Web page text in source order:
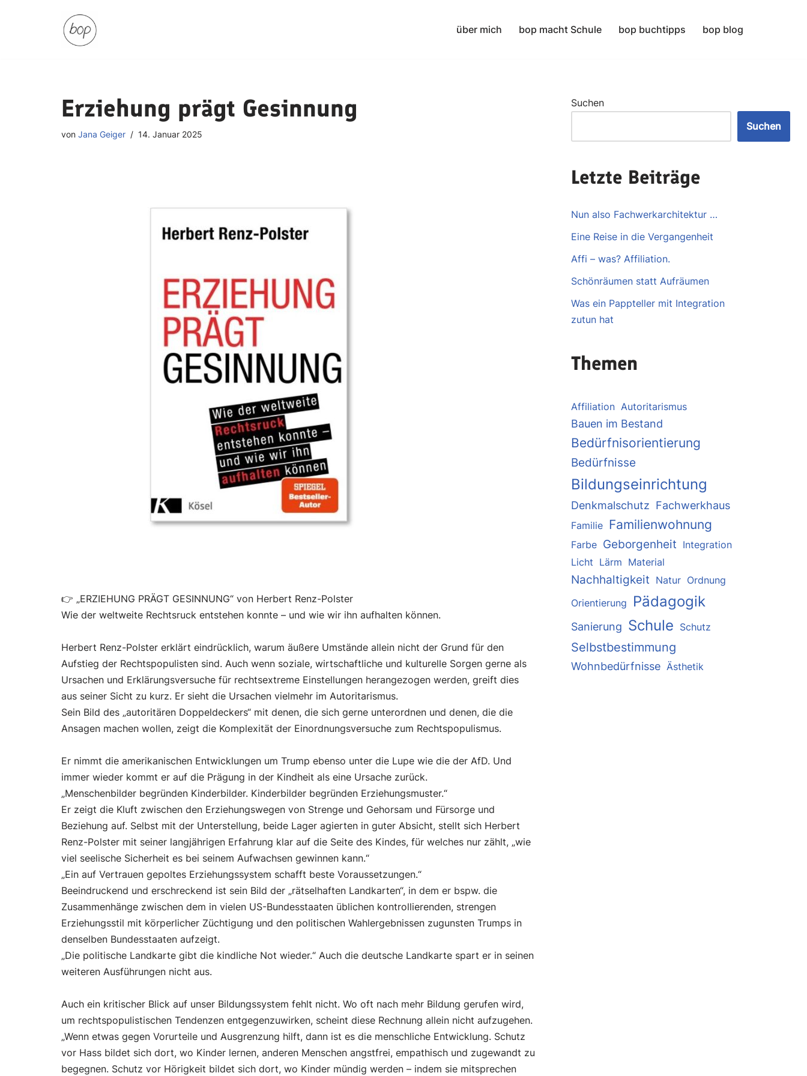
über mich bop macht Schule bop buchtipps bop blog
Erziehung prägt Gesinnung
von Jana Geiger 14. Januar 2025
👉 „ERZIEHUNG PRÄGT GESINNUNG“ von Herbert Renz-Polster
Wie der weltweite Rechtsruck entstehen konnte – und wie wir ihn aufhalten können.
Herbert Renz-Polster erklärt eindrücklich, warum äußere Umstände allein nicht der Grund für den
Aufstieg der Rechtspopulisten sind. Auch wenn soziale, wirtschaftliche und kulturelle Sorgen gerne als
Ursachen und Erklärungsversuche für rechtsextreme Einstellungen herangezogen werden, greift dies
aus seiner Sicht zu kurz. Er sieht die Ursachen vielmehr im Autoritarismus.
Sein Bild des „autoritären Doppeldeckers“ mit denen, die sich gerne unterordnen und denen, die die
Ansagen machen wollen, zeigt die Komplexität der Einordnungsversuche zum Rechtspopulismus.
Er nimmt die amerikanischen Entwicklungen um Trump ebenso unter die Lupe wie die der AfD. Und
immer wieder kommt er auf die Prägung in der Kindheit als eine Ursache zurück.
„Menschenbilder begründen Kinderbilder. Kinderbilder begründen Erziehungsmuster.“
Er zeigt die Kluft zwischen den Erziehungswegen von Strenge und Gehorsam und Fürsorge und
Beziehung auf. Selbst mit der Unterstellung, beide Lager agierten in guter Absicht, stellt sich Herbert
Renz-Polster mit seiner langjährigen Erfahrung klar auf die Seite des Kindes, für welches nur zählt, „wie
viel seelische Sicherheit es bei seinem Aufwachsen gewinnen kann.“
„Ein auf Vertrauen gepoltes Erziehungssystem schafft beste Voraussetzungen.“
Beeindruckend und erschreckend ist sein Bild der „rätselhaften Landkarten“, in dem er bspw. die
Zusammenhänge zwischen dem in vielen US-Bundesstaaten üblichen kontrollierenden, strengen
Erziehungsstil mit körperlicher Züchtigung und den politischen Wahlergebnissen zugunsten Trumps in
denselben Bundesstaaten aufzeigt.
„Die politische Landkarte gibt die kindliche Not wieder.“ Auch die deutsche Landkarte spart er in seinen
weiteren Ausführungen nicht aus.
Auch ein kritischer Blick auf unser Bildungssystem fehlt nicht. Wo oft nach mehr Bildung gerufen wird,
um rechtspopulistischen Tendenzen entgegenzuwirken, scheint diese Rechnung allein nicht aufzugehen.
„Wenn etwas gegen Vorurteile und Ausgrenzung hilft, dann ist es die menschliche Entwicklung. Schutz
vor Hass bildet sich dort, wo Kinder lernen, anderen Menschen angstfrei, empathisch und zugewandt zu
begegnen. Schutz vor Hörigkeit bildet sich dort, wo Kinder mündig werden – indem sie mitsprechen
Suchen
Suchen
Letzte Beiträge
Nun also Fachwerkarchitektur …
Eine Reise in die Vergangenheit
Affi – was? Affiliation.
Schönräumen statt Aufräumen
Was ein Pappteller mit Integration
zutun hat
Themen
Affiliation Autoritarismus
Bauen im Bestand
Bedürfnisorientierung
Bedürfnisse
Bildungseinrichtung
Denkmalschutz Fachwerkhaus
Familie Familienwohnung
Farbe Geborgenheit Integration
Licht Lärm Material
Nachhaltigkeit Natur Ordnung
Orientierung
Pädagogik
Sanierung Schule Schutz
Selbstbestimmung
Wohnbedürfnisse Ästhetik